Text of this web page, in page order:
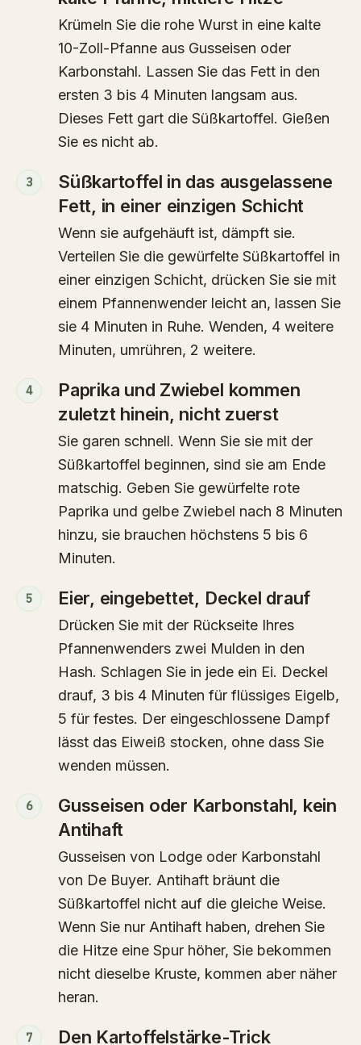
Krümeln Sie die rohe Wurst in eine kalte
10-Zoll-Pfanne aus Gusseisen oder
Karbonstahl. Lassen Sie das Fett in den
ersten 3 bis 4 Minuten langsam aus.
Dieses Fett gart die Süßkartoffel. Gießen
Sie es nicht ab.
3
Süßkartoffel in das ausgelassene
Fett, in einer einzigen Schicht
Wenn sie aufgehäuft ist, dämpft sie.
Verteilen Sie die gewürfelte Süßkartoffel in
einer einzigen Schicht, drücken Sie sie mit
einem Pfannenwender leicht an, lassen Sie
sie 4 Minuten in Ruhe. Wenden, 4 weitere
Minuten, umrühren, 2 weitere.
4
Paprika und Zwiebel kommen
zuletzt hinein, nicht zuerst
Sie garen schnell. Wenn Sie sie mit der
Süßkartoffel beginnen, sind sie am Ende
matschig. Geben Sie gewürfelte rote
Paprika und gelbe Zwiebel nach 8 Minuten
hinzu, sie brauchen höchstens 5 bis 6
Minuten.
5 Eier, eingebettet, Deckel drauf
Drücken Sie mit der Rückseite Ihres
Pfannenwenders zwei Mulden in den
Hash. Schlagen Sie in jede ein Ei. Deckel
drauf, 3 bis 4 Minuten für flüssiges Eigelb,
5 für festes. Der eingeschlossene Dampf
lässt das Eiweiß stocken, ohne dass Sie
wenden müssen.
6
Gusseisen oder Karbonstahl, kein
Antihaft
Gusseisen von Lodge oder Karbonstahl
von De Buyer. Antihaft bräunt die
Süßkartoffel nicht auf die gleiche Weise.
Wenn Sie nur Antihaft haben, drehen Sie
die Hitze eine Spur höher, Sie bekommen
nicht dieselbe Kruste, kommen aber näher
heran.
7
Den Kartoffelstärke-Trick